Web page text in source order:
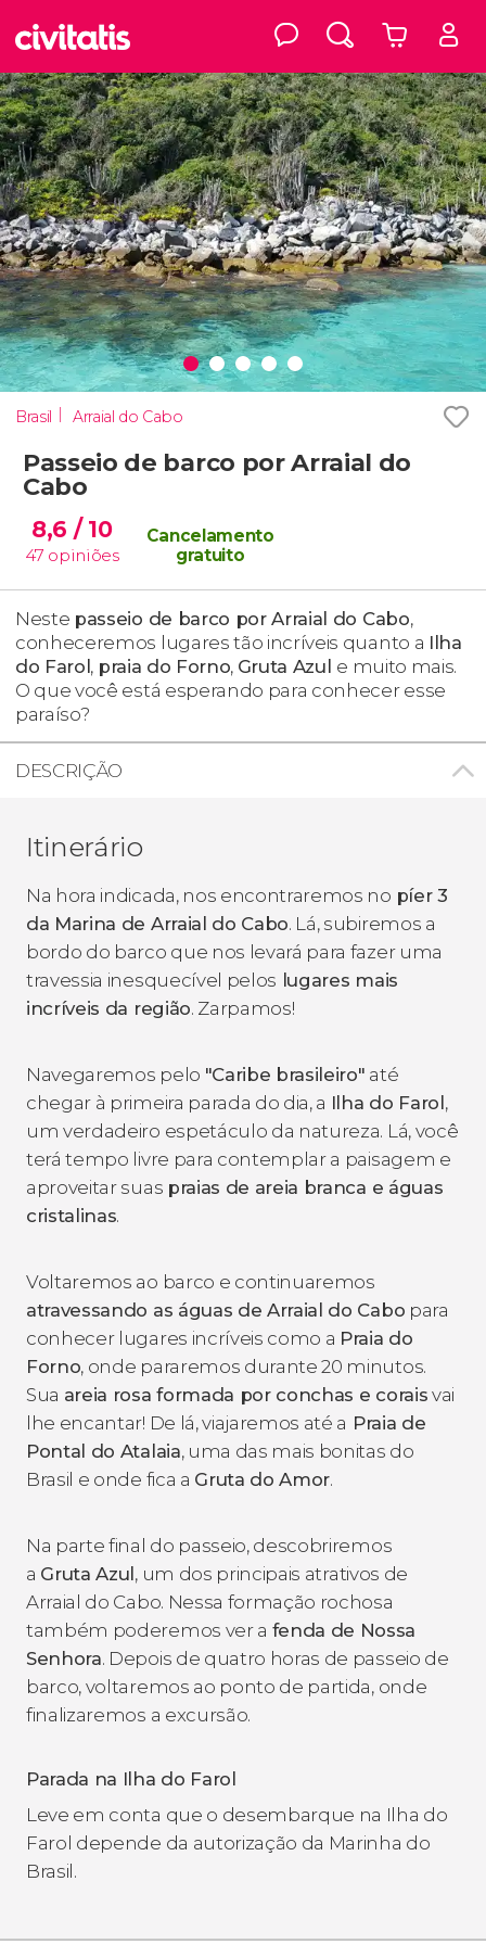
Brasil Arraial do Cabo
Passeio de barco por Arraial do
Cabo
8,6 / 10
47 opiniões
Cancelamento
gratuito
Neste passeio de barco por Arraial do Cabo,
conheceremos lugares tão incríveis quanto a Ilha
do Farol, praia do Forno, Gruta Azul e muito mais.
O que você está esperando para conhecer esse
paraíso?
DESCRIÇÃO
Itinerário
Na hora indicada, nos encontraremos no píer 3
da Marina de Arraial do Cabo. Lá, subiremos a
bordo do barco que nos levará para fazer uma
travessia inesquecível pelos lugares mais
incríveis da região. Zarpamos!
Navegaremos pelo "Caribe brasileiro" até
chegar à primeira parada do dia, a Ilha do Farol,
um verdadeiro espetáculo da natureza. Lá, você
terá tempo livre para contemplar a paisagem e
aproveitar suas praias de areia branca e águas
cristalinas.
Voltaremos ao barco e continuaremos
atravessando as águas de Arraial do Cabo para
conhecer lugares incríveis como a Praia do
Forno, onde pararemos durante 20 minutos.
Sua areia rosa formada por conchas e corais vai
lhe encantar! De lá, viajaremos até a Praia de
Pontal do Atalaia, uma das mais bonitas do
Brasil e onde fica a Gruta do Amor.
Na parte final do passeio, descobriremos
a Gruta Azul, um dos principais atrativos de
Arraial do Cabo. Nessa formação rochosa
também poderemos ver a fenda de Nossa
Senhora. Depois de quatro horas de passeio de
barco, voltaremos ao ponto de partida, onde
finalizaremos a excursão.
Parada na Ilha do Farol
Leve em conta que o desembarque na Ilha do
Farol depende da autorização da Marinha do
Brasil.